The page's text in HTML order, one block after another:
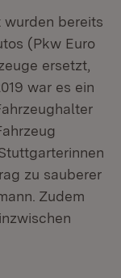
bereits
(Pkw Euro
ersetzt,
war es ein
zu sauberer
Zudem